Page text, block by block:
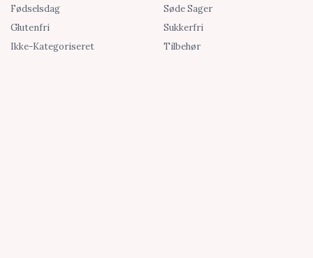
Fødselsdag
Glutenfri
Ikke-Kategoriseret
Søde Sager
Sukkerfri
Tilbehør